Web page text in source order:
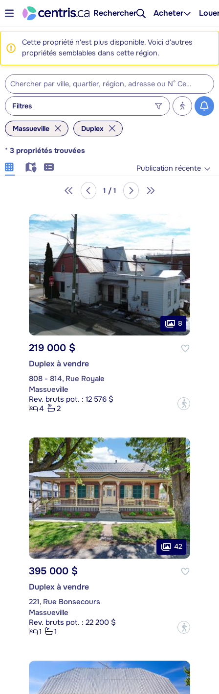
Rechercher Acheter
Cette propriété n'est plus disponible. Voici d'autres
propriétés semblables dans cette région.
Filtres
Massueville Duplex
* 3 propriétés trouvées
Publication récente
1 / 1
8
219 000 $
Duplex à vendre
808 - 814, Rue Royale
Massueville
Rev. bruts pot. : 12 576 $
4
2 ?
42
395 000 $
Duplex à vendre
221, Rue Bonsecours
Massueville
Rev. bruts pot. : 22 200 $
1
1 ?